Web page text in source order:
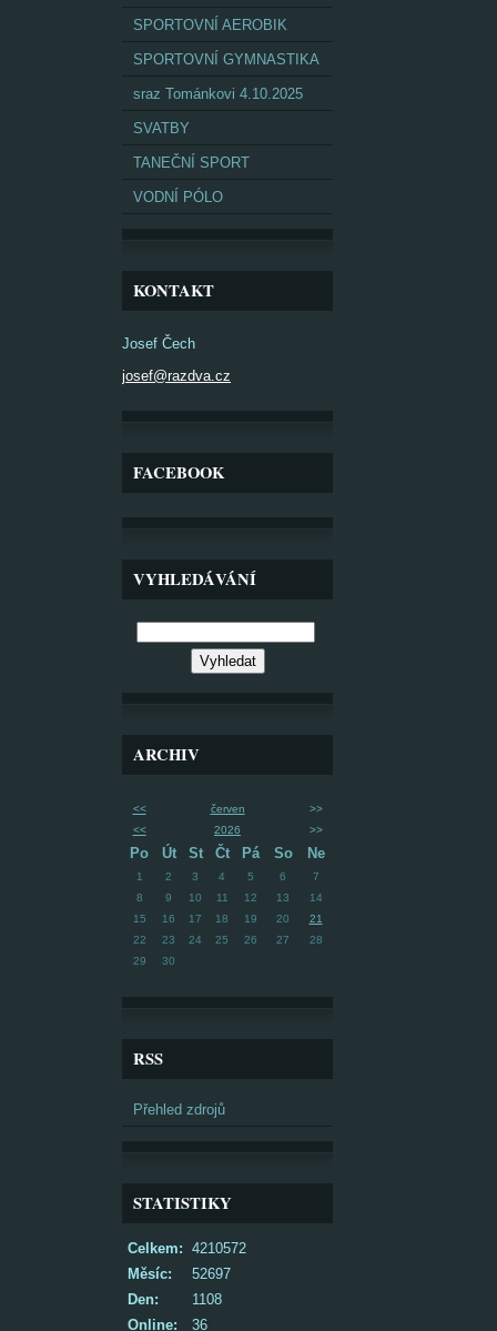
SPORTOVNÍ AEROBIK
SPORTOVNÍ GYMNASTIKA
sraz Tománkovi 4.10.2025
SVATBY
TANEČNÍ SPORT
VODNÍ PÓLO
KONTAKT
Josef Čech
josef@razdva.cz
FACEBOOK
VYHLEDÁVÁNÍ
ARCHIV
<< červen
>>
<<
2026 >>
Po Út St Čt Pá So Ne
1 2 3 4 5 6
7
8
9 10 11 12 13
14
15
16 17 18 19 20
21
22
23 24 25 26 27
28
29
30
RSS
Přehled zdrojů
STATISTIKY
Online: 36
Celkem: 4210572
Měsíc:
52697
Den:
1108